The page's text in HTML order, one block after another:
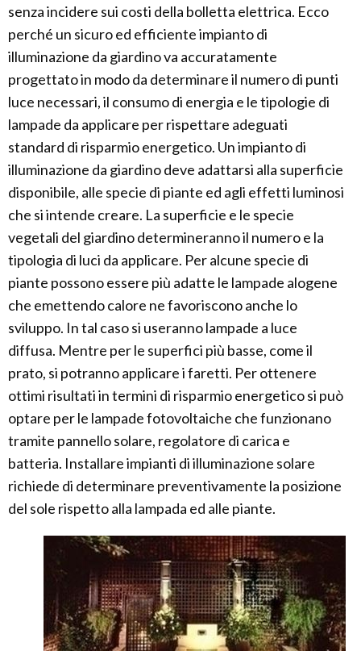
senza incidere sui costi della bolletta elettrica. Ecco
perché un sicuro ed efficiente impianto di
illuminazione da giardino va accuratamente
progettato in modo da determinare il numero di punti
luce necessari, il consumo di energia e le tipologie di
lampade da applicare per rispettare adeguati
standard di risparmio energetico. Un impianto di
illuminazione da giardino deve adattarsi alla superficie
disponibile, alle specie di piante ed agli effetti luminosi
che si intende creare. La superficie e le specie
vegetali del giardino determineranno il numero e la
tipologia di luci da applicare. Per alcune specie di
piante possono essere più adatte le lampade alogene
che emettendo calore ne favoriscono anche lo
sviluppo. In tal caso si useranno lampade a luce
diffusa. Mentre per le superfici più basse, come il
prato, si potranno applicare i faretti. Per ottenere
ottimi risultati in termini di risparmio energetico si può
optare per le lampade fotovoltaiche che funzionano
tramite pannello solare, regolatore di carica e
batteria. Installare impianti di illuminazione solare
richiede di determinare preventivamente la posizione
del sole rispetto alla lampada ed alle piante.